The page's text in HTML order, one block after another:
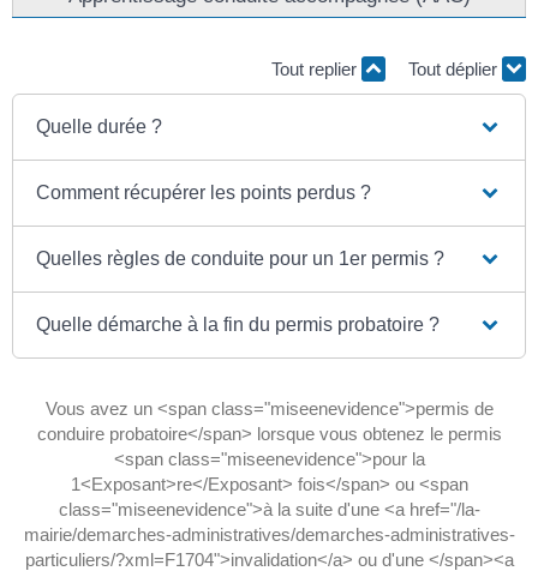
Tout replier Tout déplier
Quelle durée ?
Comment récupérer les points perdus ?
Quelles règles de conduite pour un 1er permis ?
Quelle démarche à la fin du permis probatoire ?
Vous avez un <span class="miseenevidence">permis de
conduire probatoire</span> lorsque vous obtenez le permis
<span class="miseenevidence">pour la
1<Exposant>re</Exposant> fois</span> ou <span
class="miseenevidence">à la suite d'une <a href="/la-
mairie/demarches-administratives/demarches-administratives-
particuliers/?xml=F1704">invalidation</a> ou d'une </span><a